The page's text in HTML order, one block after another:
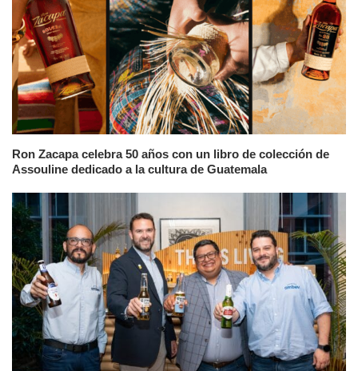
Ron Zacapa celebra 50 años con un libro de colección de
Assouline dedicado a la cultura de Guatemala